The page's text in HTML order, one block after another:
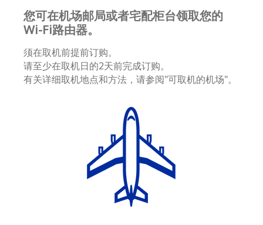
您可在机场邮局或者宅配柜台领取您的
Wi-Fi路由器。
须在取机前提前订购。
请至少在取机日的2天前完成订购。
有关详细取机地点和方法，请参阅"可取机的机场"。